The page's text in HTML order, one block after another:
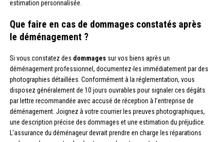
estimation personnalisée.
Que faire en cas de dommages constatés après
le déménagement ?
Si vous constatez des dommages sur vos biens après un
déménagement professionnel, documentez-les immédiatement par des
photographies détaillées. Conformément à la réglementation, vous
disposez généralement de 10 jours ouvrables pour signaler ces dégâts
par lettre recommandée avec accusé de réception à l’entreprise de
déménagement. Joignez à votre courrier les preuves photographiques,
une description précise des dommages et une estimation du préjudice.
L’assurance du déménageur devrait prendre en charge les réparations